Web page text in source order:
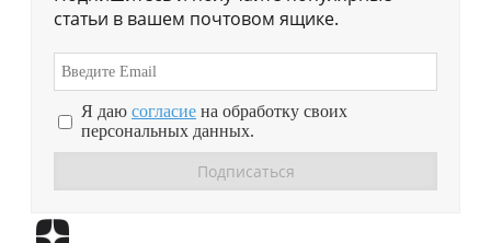
статьи в вашем почтовом ящике.
Я даю согласие на обработку своих
персональных данных.